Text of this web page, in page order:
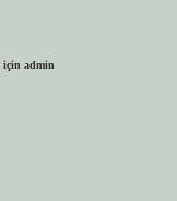
için admin